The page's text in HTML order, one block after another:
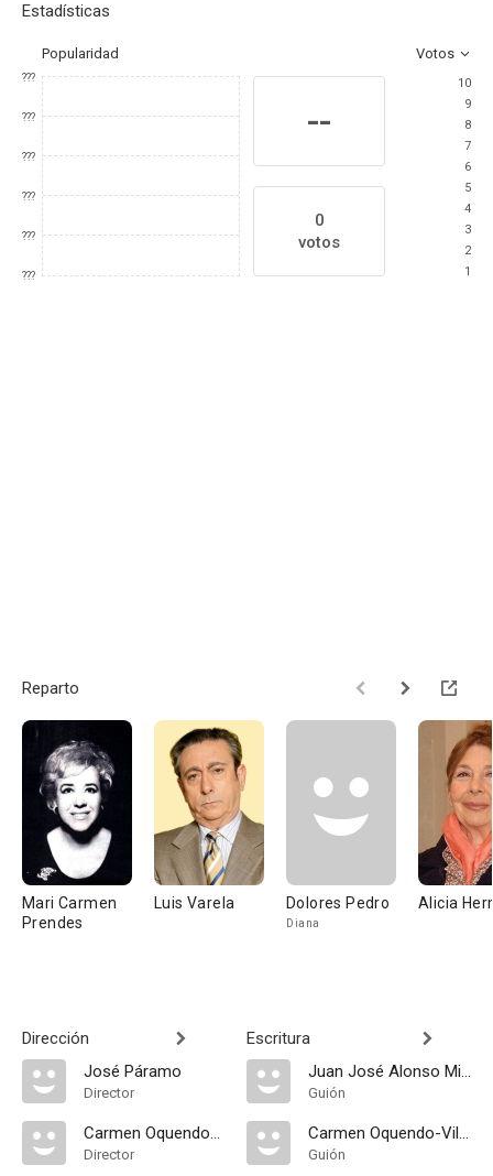
Estadísticas
Popularidad Votos
???
???
???
???
???
???
--
0
votos
10
9
8
7
6
5
4
3
2
1
Reparto
Mari Carmen
Prendes
Luis Varela Dolores Pedro
Diana
Alicia
Dirección
José Páramo
Director
Carmen Oquendo-Villar
Director
Escritura
Juan José Alonso Millán
Guión
Carmen Oquendo-Villar
Guión